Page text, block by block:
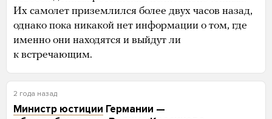
Их самолет приземлился более двух часов назад,
однако пока никакой нет информации о том, где
именно они находятся и выйдут ли
к встречающим.
2 года назад
Министр юстиции Германии —